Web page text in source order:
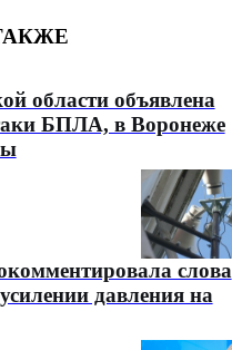
области объявлена
БПЛА, в Воронеже
слова
давления на